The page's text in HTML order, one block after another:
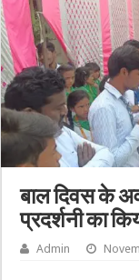
बाल दिवस के
प्रदर्शनी का
Admin